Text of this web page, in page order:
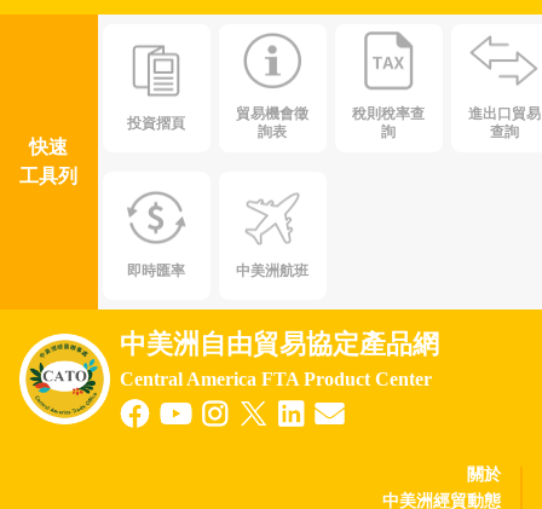
快速
工具列
投資摺頁
貿易機會徵
詢表
稅則稅率查
詢
進出口貿易
查詢
即時匯率 中美洲航班
中美洲自由貿易協定產品網
Central America FTA Product Center
關於
中美洲經貿動態